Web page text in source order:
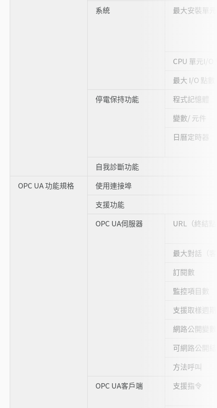
系統 最大安裝單
CPU 單元I/O
最大 I/O 點數
停電保持功能
程式記憶體
變數/ 元件
日曆定時器
自我診斷功能
OPC UA 功能規格
使用連接埠
支援功能
OPC UA伺服器
URL（終結
最大對話（
訂閱數
監控項目數
支援取樣週期
網路公開變
可網路公開
方法呼叫
OPC UA客戶端
支援指令